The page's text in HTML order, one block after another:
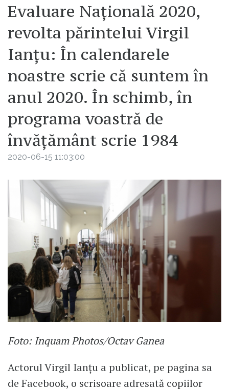
Evaluare Națională 2020,
revolta părintelui Virgil
Ianțu: În calendarele
noastre scrie că suntem în
anul 2020. În schimb, în
programa voastră de
învățământ scrie 1984
2020-06-15 11:03:00
Foto: Inquam Photos/Octav Ganea
Actorul Virgil Ianțu a publicat, pe pagina sa
de Facebook, o scrisoare adresată copiilor